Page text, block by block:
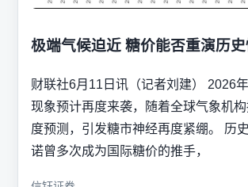
极端气候迫近 糖价能否重演历
财联社6月11日讯（记者刘建） 2026
现象预计再度来袭，随着全球气象机
度预测，引发糖市神经再度紧绷。 历
诺曾多次成为国际糖价的推手，